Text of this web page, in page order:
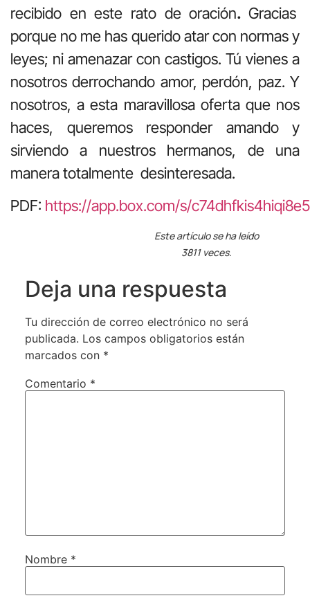
recibido en este rato de oración.Gracias
porque no me has querido atar con normas y
leyes; ni amenazar con castigos. Tú vienes a
nosotros derrochando amor, perdón, paz. Y
nosotros, a esta maravillosa oferta que nos
haces, queremos responder amando y
sirviendo a nuestros hermanos, de una
manera totalmente desinteresada.
PDF: https://app.box.com/s/
Este artículo se ha leído
3811 veces.
Deja una respuesta
Tu dirección de correo electrónico no será
publicada. Los campos obligatorios están
marcados con *
Comentario *
Nombre *